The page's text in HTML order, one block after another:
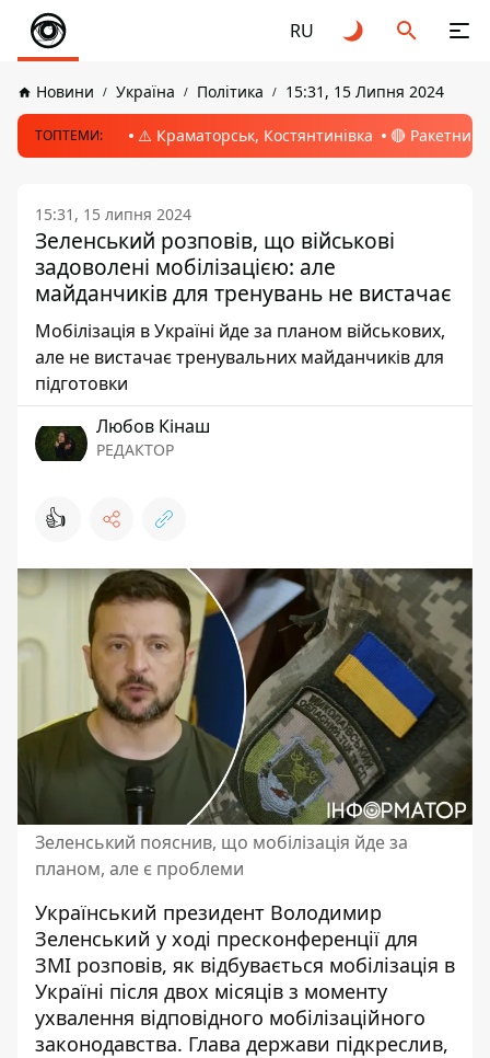
RU
Новини Україна Політика 15:31, 15 Липня 2024
ТОПТЕМИ: ⚠️ Краматорськ, Костянтинівка 🔴 Ракетний
15:31, 15 липня 2024
Зеленський розповів, що військові
задоволені мобілізацією: але
майданчиків для тренувань не вистачає
Мобілізація в Україні йде за планом військових,
але не вистачає тренувальних майданчиків для
підготовки
Любов Кінаш
РЕДАКТОР
👍
Зеленський пояснив, що мобілізація йде за
планом, але є проблеми
Український президент Володимир
Зеленський у ході пресконференції для
ЗМІ розповів, як відбувається мобілізація в
Україні після двох місяців з моменту
ухвалення відповідного мобілізаційного
законодавства. Глава держави підкреслив,